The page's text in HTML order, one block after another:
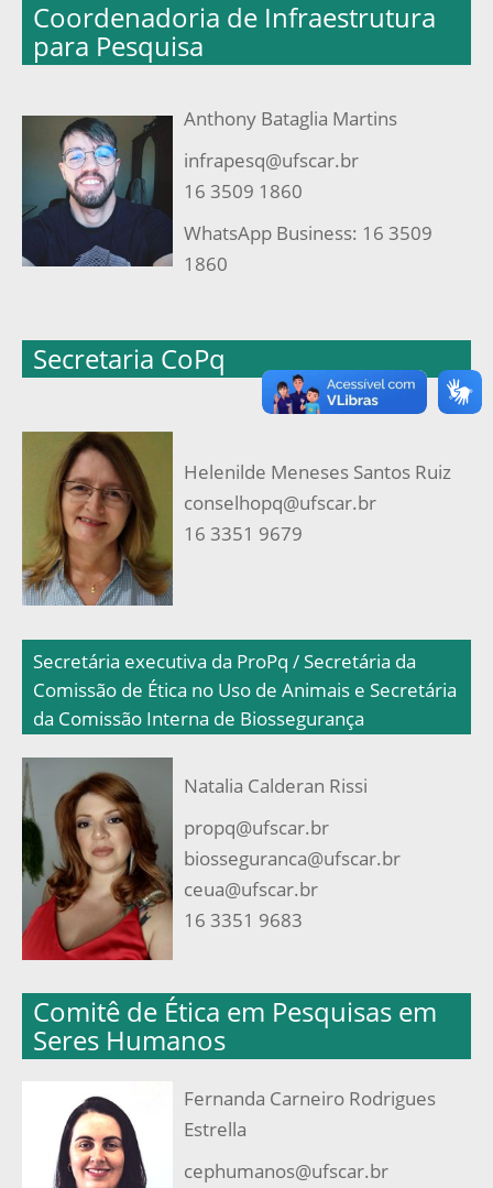
Coordenadoria de Infraestrutura
para Pesquisa
Anthony Bataglia Martins
infrapesq@ufscar.br
16 3509 1860
WhatsApp Business: 16 3509
1860
Secretaria CoPq
Helenilde Meneses Santos Ruiz
conselhopq@ufscar.br
16 3351 9679
Secretária executiva da ProPq /Secretária da
Comissão de Ética no Uso de Animais e Secretária
da Comissão Interna de Biossegurança
Natalia Calderan Rissi
propq@ufscar.br
biosseguranca@ufscar.br
ceua@ufscar.br
16 3351 9683
Comitê de Ética em Pesquisas em
Seres Humanos
Fernanda Carneiro Rodrigues
Estrella
cephumanos@ufscar.br